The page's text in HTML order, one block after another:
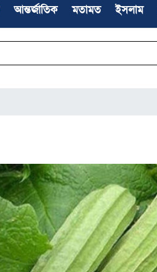
আন্তর্জাতিক মতামত ইসলাম